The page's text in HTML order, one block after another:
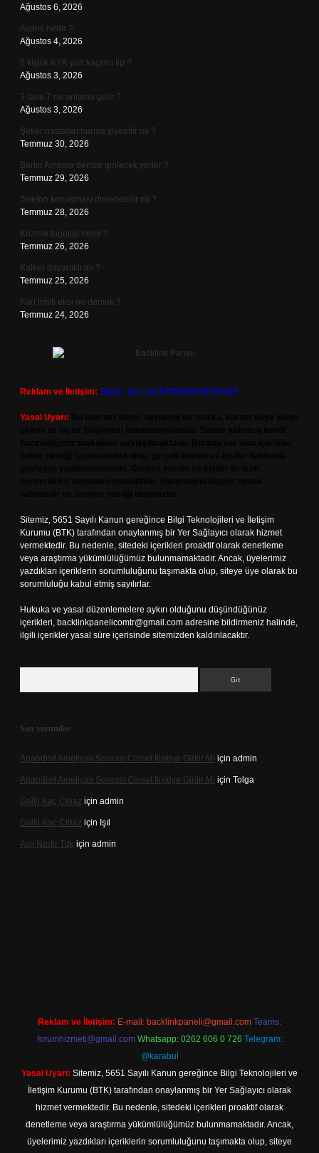
Ağustos 6, 2026
Avans nedir ?
Ağustos 4, 2026
6 kişilik KYK yurt kaçıncı tip ?
Ağustos 3, 2026
3 tane 7 ne anlama gelir ?
Ağustos 3, 2026
Şeker hastaları hurma yiyebilir mi ?
Temmuz 30, 2026
Bartın Amasra denize girilecek yerler ?
Temmuz 29, 2026
Telefon konuşması dinlenebilir mi ?
Temmuz 28, 2026
Kozmik topoloji nedir ?
Temmuz 26, 2026
Kalker dayanıklı mı ?
Temmuz 25, 2026
Kart limiti eksi ne demek ?
Temmuz 24, 2026
Reklam ve İletişim: Skype: live:.cid.575569c608265c69
Yasal Uyarı:
Sitemiz, 5651 Sayılı Kanun gereğince Bilgi Teknolojileri ve İletişim
Kurumu (BTK) tarafından onaylanmış bir Yer Sağlayıcı olarak hizmet
vermektedir. Bu nedenle, sitedeki içerikleri proaktif olarak denetleme
veya araştırma yükümlülüğümüz bulunmamaktadır. Ancak, üyelerimiz
yazdıkları içeriklerin sorumluluğunu taşımakta olup, siteye üye olarak bu
sorumluluğu kabul etmiş sayılırlar.
Hukuka ve yasal düzenlemelere aykırı olduğunu düşündüğünüz
içerikleri, backlinkpanelicomtr@gmail.com adresine bildirmeniz halinde,
ilgili içerikler yasal süre içerisinde sitemizden kaldırılacaktır.
Son yorumlar
Apandisit Ameliyatı Sonrası Cinsel Ilişkiye Girilir Mi için admin
Apandisit Ameliyatı Sonrası Cinsel Ilişkiye Girilir Mi için Tolga
Gai̇N Kaç Cihaz için admin
Gai̇N Kaç Cihaz için Işıl
Aslı Nedir Tdk için admin
Reklam ve İletişim: E-mail: backlinkpaneli@gmail.com Teams:
forumhizmeti@gmail.com Whatsapp: 0262 606 0 726 Telegram:
@karabul
Yasal Uyarı: Sitemiz, 5651 Sayılı Kanun gereğince Bilgi Teknolojileri ve
İletişim Kurumu (BTK) tarafından onaylanmış bir Yer Sağlayıcı olarak
hizmet vermektedir. Bu nedenle, sitedeki içerikleri proaktif olarak
denetleme veya araştırma yükümlülüğümüz bulunmamaktadır. Ancak,
üyelerimiz yazdıkları içeriklerin sorumluluğunu taşımakta olup, siteye